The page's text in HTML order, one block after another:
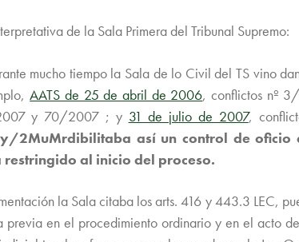
de la Sala Primera del Tribunal Supremo:
mucho tiempo la Sala de lo Civil del TS vino
AATS de 25 de abril de 2006, conflictos nº
y 70/2007 ; y 31 de julio de 2007,
2MuMrdibilitaba así un control de oficio
restringido al inicio del proceso.
la Sala citaba los arts. 416 y 443.3 LEC,
en el procedimiento ordinario y en el acto